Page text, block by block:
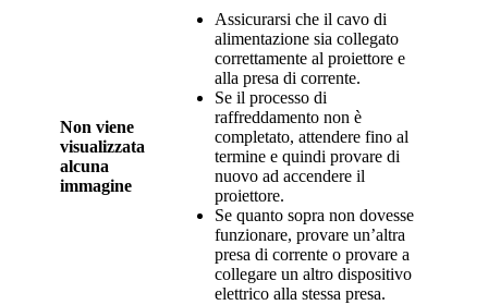
Non viene
visualizzata
alcuna
immagine
Assicurarsi che il cavo di
alimentazione sia collegato
correttamente al proiettore e
alla presa di corrente.
Se il processo di
raffreddamento non è
completato, attendere fino al
termine e quindi provare di
nuovo ad accendere il
proiettore.
Se quanto sopra non dovesse
funzionare, provare un’altra
presa di corrente o provare a
collegare un altro dispositivo
elettrico alla stessa presa.